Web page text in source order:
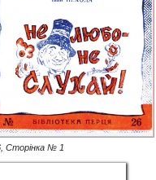
Сторінка № 1